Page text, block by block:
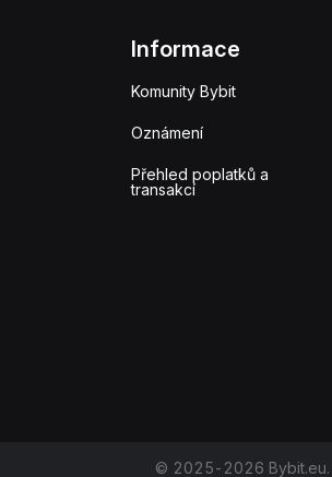
Informace
Komunity Bybit
Oznámení
Přehled poplatků a
transakcí
© 2025-2026 Bybit.eu.